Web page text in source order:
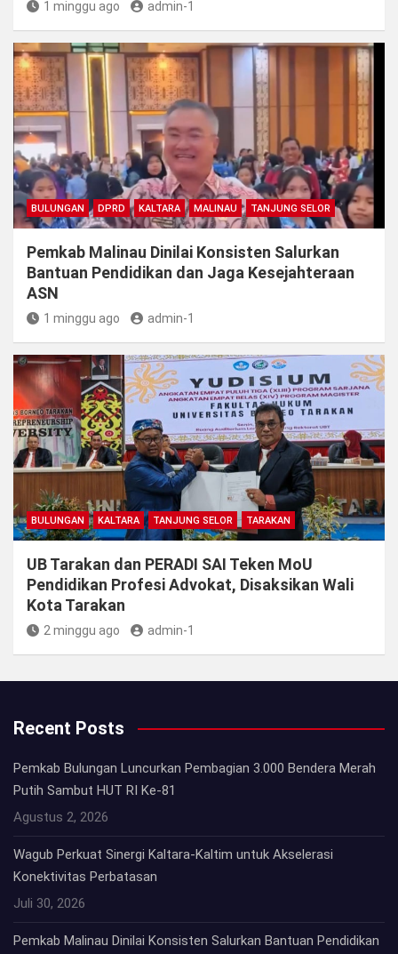
1 minggu ago admin-1
BULUNGAN DPRD KALTARA MALINAU TANJUNG SELOR
Pemkab Malinau Dinilai Konsisten Salurkan
Bantuan Pendidikan dan Jaga Kesejahteraan
ASN
1 minggu ago admin-1
BULUNGAN KALTARA TANJUNG SELOR TARAKAN
UB Tarakan dan PERADI SAI Teken MoU
Pendidikan Profesi Advokat, Disaksikan Wali
Kota Tarakan
2 minggu ago admin-1
Recent Posts
Pemkab Bulungan Luncurkan Pembagian 3.000 Bendera Merah
Putih Sambut HUT RI Ke-81
Agustus 2, 2026
Wagub Perkuat Sinergi Kaltara-Kaltim untuk Akselerasi
Konektivitas Perbatasan
Juli 30, 2026
Pemkab Malinau Dinilai Konsisten Salurkan Bantuan Pendidikan